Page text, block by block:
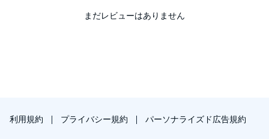
まだレビューはありません
利用規約 プライバシー規約 パーソナライズド広告規約